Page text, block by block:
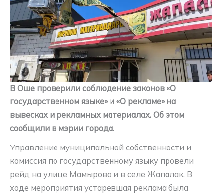
В Оше проверили соблюдение законов «О
государственном языке» и «О рекламе» на
вывесках и рекламных материалах. Об этом
сообщили в мэрии города.
Управление муниципальной собственности и
комиссия по государственному языку провели
рейд на улице Мамырова и в селе Жапалак. В
ходе мероприятия устаревшая реклама была